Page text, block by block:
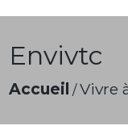
Envivtc
Accueil /Vivre